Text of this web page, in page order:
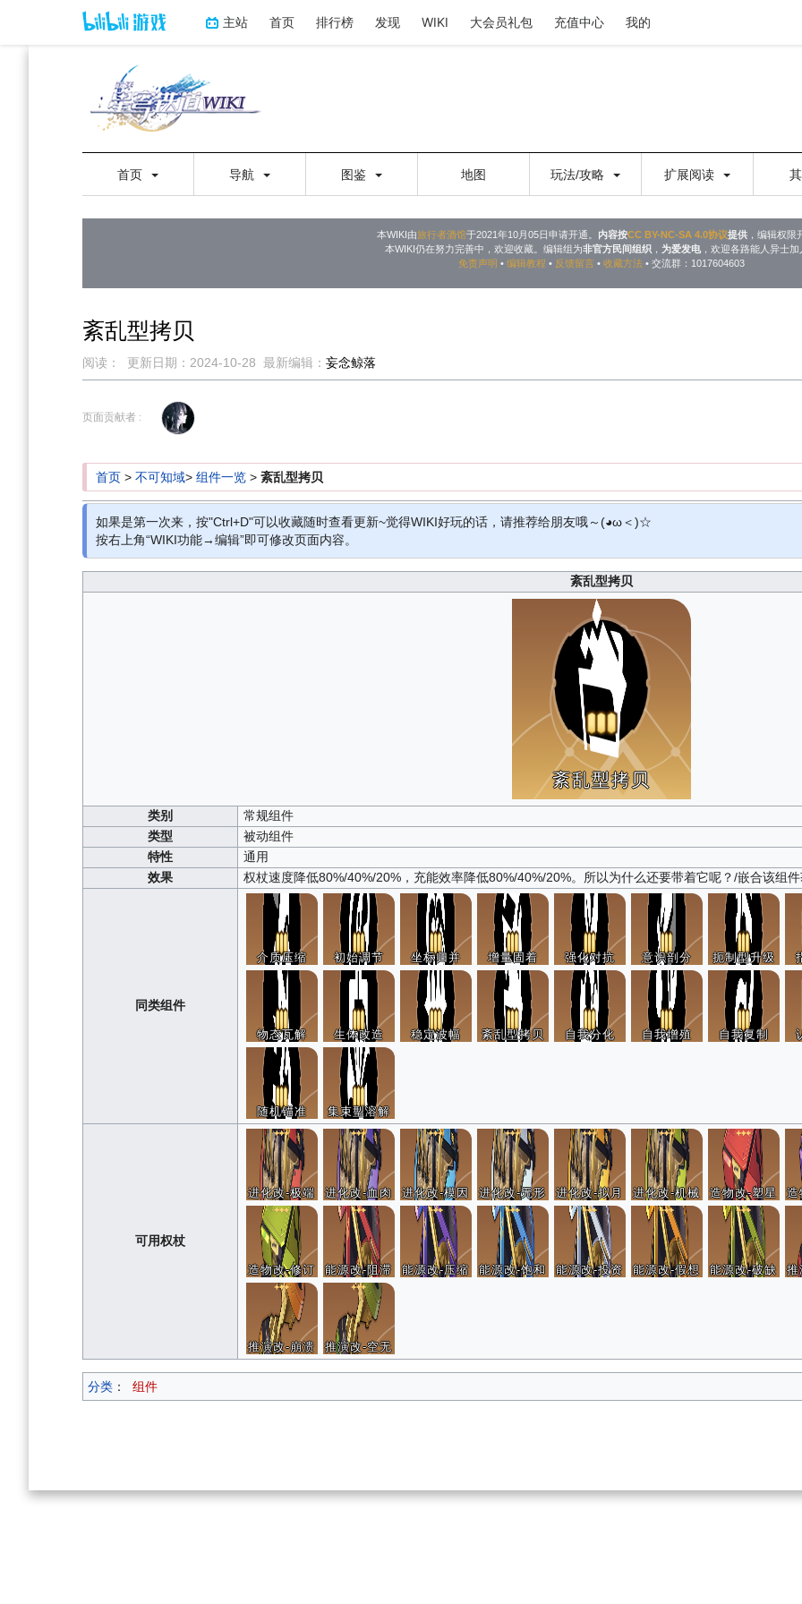
主站 首页 排行榜 发现 WIKI 大会员礼包 充值中心 我的
首页 导航 图鉴 地图 玩法/攻略 扩展阅读
本WIKI由旅行者酒馆于2021年10月05日申请开通。 内容按CC BY-NC-SA 4.0协议提供 ，编辑权限
本WIKI仍在努力完善中，欢迎收藏。编辑组为非官方民间组织， 为爱发电，欢迎各路能人异士加
免责声明 • 编辑教程 • 反馈留言 • 收藏方法 • 交流群：1017604603
紊乱型拷贝
阅读： 更新日期： 2024-10-28 最新编辑： 妄念鲸落
到
到
页面贡献者 :
首页 > 不可知域> 组件一览 > 紊乱型拷贝
如果是第一次来，按"Ctrl+D"可以收藏随时查看更新~觉得WIKI好玩的话，请推荐给朋友哦～(◕ω＜)☆
按右上角“WIKI功能→编辑”即可修改页面内容。
紊乱型拷贝
紊乱型拷贝
类别
常规组件
类型
被动组件
特性
通用
效果
权杖速度降低80%/40%/20%，充能效率降低80%/40%/20%。所以为什么还要带着它呢？/嵌合该组
同类组件
介质压缩 初始调节 坐标归并 增量固着 强化对抗 意识剖分 扼制型升级
物态瓦解 生体改造 稳定波幅 紊乱型拷贝 自我分化 自我增殖 自我复制
随机锚准 集束型溶解
可用权杖
进化改-极端 进化改-血肉 进化改-模因 进化改-无形 进化改-拟月 进化改-机械 造物改-塑星 造
造物改-修订 能源改-阻滞 能源改-压缩 能源改-饱和 能源改-投资 能源改-假想 能源改-破缺 推
推演改-崩溃 推演改-空无
分类 ： 组件